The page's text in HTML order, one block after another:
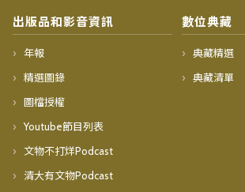
出版品和影音資訊
年報
精選圖錄
圖檔授權
Youtube節目列表
文物不打烊Podcast
清大有文物Podcast
數位典藏
典藏精選
典藏清單